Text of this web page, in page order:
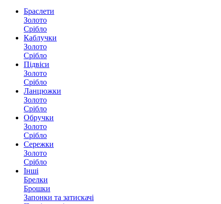
Браслети
Золото
Срібло
Каблучки
Золото
Срібло
Підвіси
Золото
Срібло
Ланцюжки
Золото
Срібло
Обручки
Золото
Срібло
Сережки
Золото
Срібло
Інші
Брелки
Брошки
Запонки та затискачі